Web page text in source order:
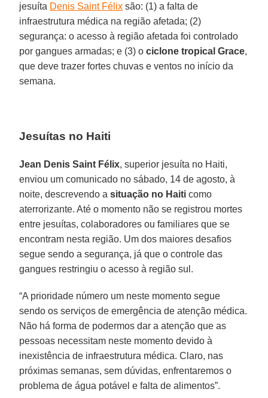
jesuíta Denis Saint Félix são: (1) a falta de
infraestrutura médica na região afetada; (2)
segurança: o acesso à região afetada foi controlado
por gangues armadas; e (3) ociclone tropical Grace,
que deve trazer fortes chuvas e ventos no início da
semana.
Jesuítas no Haiti
Jean Denis Saint Félix, superior jesuíta no Haiti,
enviou um comunicado no sábado, 14 de agosto, à
noite, descrevendo asituação no Haiti como
aterrorizante. Até o momento não se registrou mortes
entre jesuítas, colaboradores ou familiares que se
encontram nesta região. Um dos maiores desafios
segue sendo a segurança, já que o controle das
gangues restringiu o acesso à região sul.
“A prioridade número um neste momento segue
sendo os serviços de emergência de atenção médica.
Não há forma de podermos dar a atenção que as
pessoas necessitam neste momento devido à
inexistência de infraestrutura médica. Claro, nas
próximas semanas, sem dúvidas, enfrentaremos o
problema de água potável e falta de alimentos”.